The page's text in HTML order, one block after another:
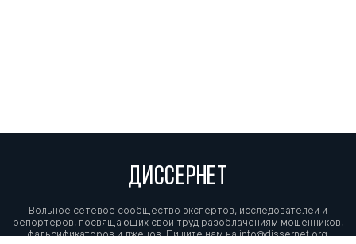
ДИССЕРНЕТ
Вольное сетевое сообщество экспертов, исследователей и
репортеров, посвящающих свой труд разоблачениям мошенников,
фальсификаторов и лжецов. Пишите нам наinfo@dissernet.org.